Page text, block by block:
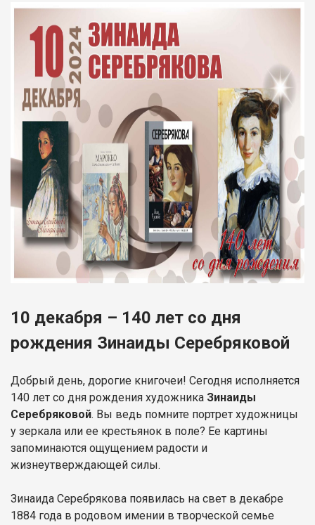
10 декабря – 140 лет со дня
рождения Зинаиды Серебряковой
Добрый день, дорогие книгочеи! Сегодня исполняется
140 лет со дня рождения художника Зинаиды
Серебряковой. Вы ведь помните портрет художницы
у зеркала или ее крестьянок в поле? Ее картины
запоминаются ощущением радости и
жизнеутверждающей силы.
Зинаида Серебрякова появилась на свет в декабре
1884 года в родовом имении в творческой семье